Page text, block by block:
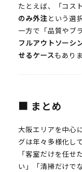
たとえば、「コス
のみ外注という選
一方で「品質やブ
フルアウトソーシ
せるケースもありま
■ まとめ
大阪エリアを中心
グは年々多様化し
「客室だけを任
い」「清掃だけで